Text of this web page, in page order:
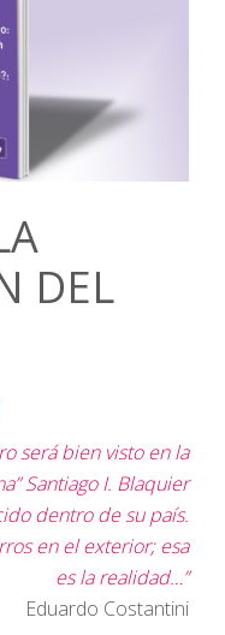
DEL
será bien visto en la
Santiago I. Blaquier
dentro de su país.
en el exterior; esa
es la realidad…”
Eduardo Costantini